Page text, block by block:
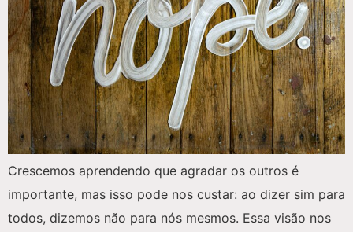
Crescemos aprendendo que agradar os outros é
importante, mas isso pode nos custar: ao dizer sim para
todos, dizemos não para nós mesmos. Essa visão nos